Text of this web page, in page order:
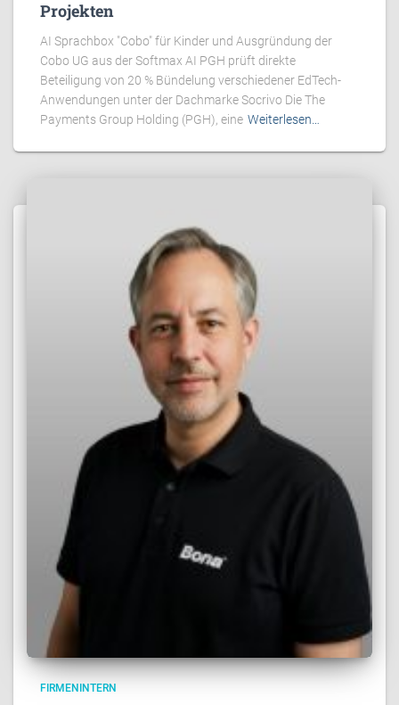
Projekten
AI Sprachbox "Cobo" für Kinder und Ausgründung der
Cobo UG aus der Softmax AI PGH prüft direkte
Beteiligung von 20 % Bündelung verschiedener EdTech-
Anwendungen unter der Dachmarke Socrivo Die The
Payments Group Holding (PGH), eine Weiterlesen…
FIRMENINTERN